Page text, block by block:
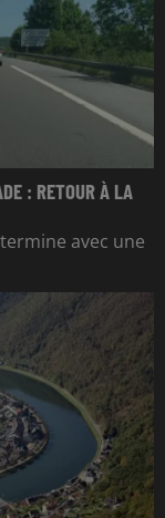
: RETOUR À LA
avec une